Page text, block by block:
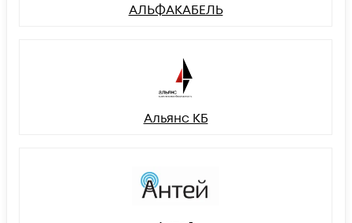
АЛЬФАКАБЕЛЬ
Альянс КБ